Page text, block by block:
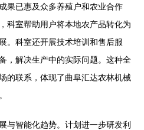
果已惠及众多养殖户和农业合作
科室帮助用户将本地农产品转化为
。科室还开展技术培训和售后服
，解决生产中的实际问题。这种全
的联系，体现了曲阜汇达农林机械
与智能化趋势。计划进一步研发利